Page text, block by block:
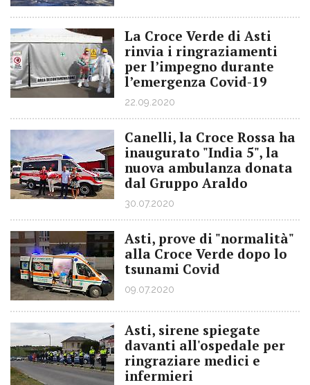
La Croce Verde di Asti
rinvia i ringraziamenti
per l’impegno durante
l’emergenza Covid-19
22.09.2020
Canelli, la Croce Rossa ha
inaugurato "India 5", la
nuova ambulanza donata
dal Gruppo Araldo
30.07.2020
Asti, prove di "normalità"
alla Croce Verde dopo lo
tsunami Covid
09.07.2020
Asti, sirene spiegate
davanti all'ospedale per
ringraziare medici e
infermieri